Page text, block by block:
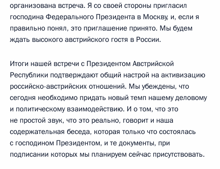
организована встреча. Я со своей стороны пригласил
господина Федерального Президента в Москву, и, если я
правильно понял, это приглашение принято. Мы будем
ждать высокого австрийского гостя в России.
Итоги нашей встречи с Президентом Австрийской
Республики подтверждают общий настрой на активизацию
российско-австрийских отношений. Мы убеждены, что
сегодня необходимо придать новый темп нашему деловому
и политическому взаимодействию. И о том, что это
не простой звук, что это реально, говорит и наша
содержательная беседа, которая только что состоялась
с господином Президентом, и те документы, при
подписании которых мы планируем сейчас присутствовать.